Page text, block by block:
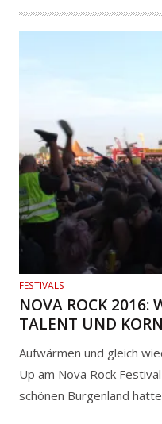
FESTIVALS
NOVA ROCK 2016:
TALENT UND KORN
Aufwärmen und gleich
Up am Nova Rock
schönen Burgenland